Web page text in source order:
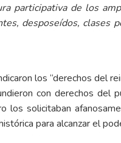
participativa de los
desposeídos, clases
los “derechos del
con derechos del
solicitaban
para alcanzar el